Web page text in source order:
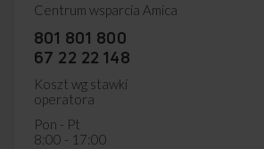
Centrum wsparcia Amica
801 801 800
67 22 22 148
Koszt wg stawki
operatora
Pon - Pt
8:00 - 17:00